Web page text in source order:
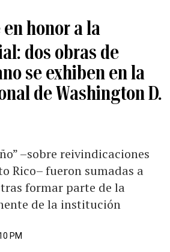
honor a la
dos obras de
se exhiben en la
de Washington D.
–sobre reivindicaciones
Rico– fueron sumadas a
formar parte de la
de la institución
PM